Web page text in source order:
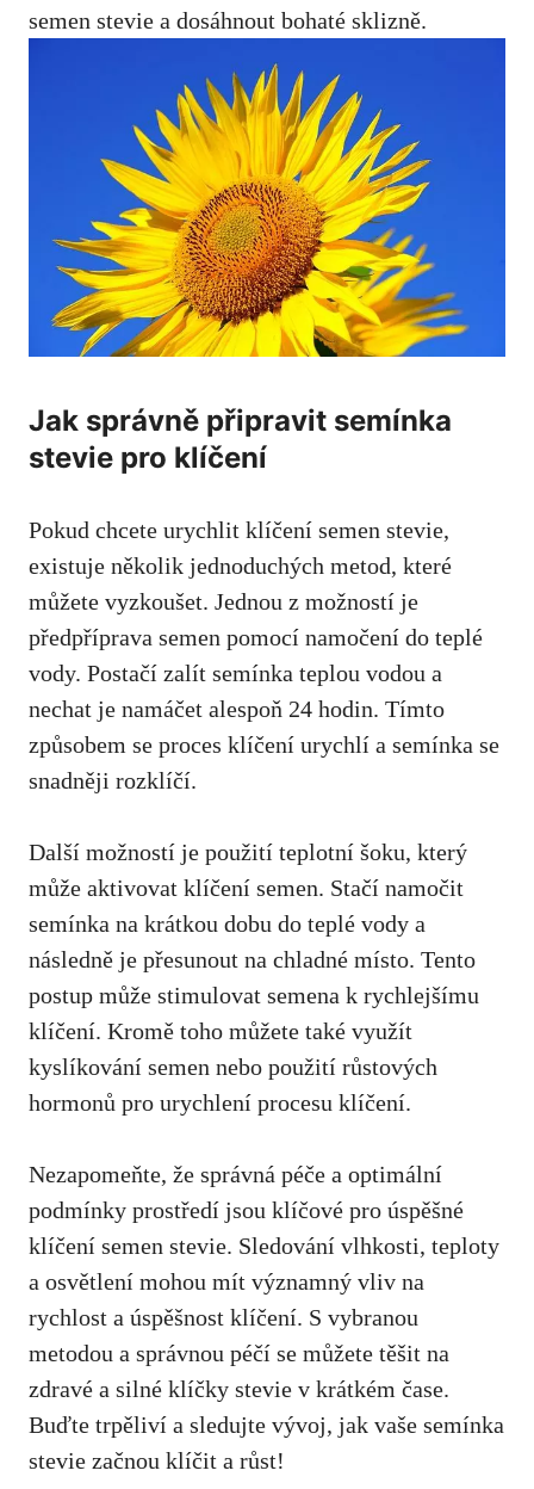
semen stevie a dosáhnout bohaté sklizně.
Jak správně připravit semínka
stevie pro klíčení
Pokud chcete urychlit klíčení semen stevie,
existuje několik jednoduchých metod, které
můžete vyzkoušet. Jednou z možností je
předpříprava semen pomocí namočení do teplé
vody. Postačí zalít semínka teplou vodou a
nechat je namáčet alespoň 24 hodin. Tímto
způsobem se proces klíčení urychlí a semínka se
snadněji rozklíčí.
Další možností je použití teplotní šoku, který
může aktivovat klíčení semen. Stačí namočit
semínka na krátkou dobu do teplé vody a
následně je přesunout na chladné místo. Tento
postup může stimulovat semena k rychlejšímu
klíčení. Kromě toho můžete také využít
kyslíkování semen nebo použití růstových
hormonů pro urychlení procesu klíčení.
Nezapomeňte, že správná péče a optimální
podmínky prostředí jsou klíčové pro úspěšné
klíčení semen stevie. Sledování vlhkosti, teploty
a osvětlení mohou mít významný vliv na
rychlost a úspěšnost klíčení. S vybranou
metodou a správnou péčí se můžete těšit na
zdravé a silné klíčky stevie v krátkém čase.
Buďte trpěliví a sledujte vývoj, jak vaše semínka
stevie začnou klíčit a růst!